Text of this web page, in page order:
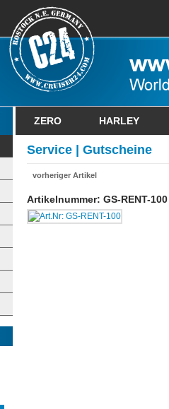
ZERO HARLEY
Service | Gutscheine
vorheriger Artikel
Artikelnummer: GS-RENT-100